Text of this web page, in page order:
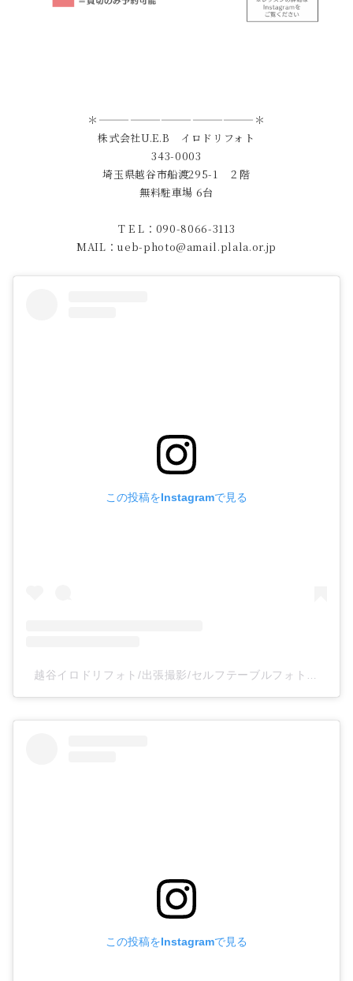
＊———————————————＊
株式会社U.E.B イロドリフォト
343-0003
埼玉県越谷市船渡295-1 ２階
無料駐車場 6台
T E L：090-8066-3113
MAIL：ueb-photo@amail.plala.or.jp
この投稿をInstagramで見る
越谷イロドリフォト/出張撮影/セルフテーブルフォトスタジオ(@irodoriphoto_koshigaya)がシェアした投稿
この投稿をInstagramで見る